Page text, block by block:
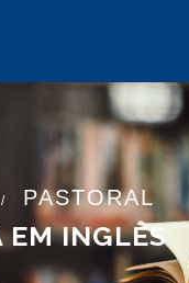
PASTORAL
EM INGLÊS